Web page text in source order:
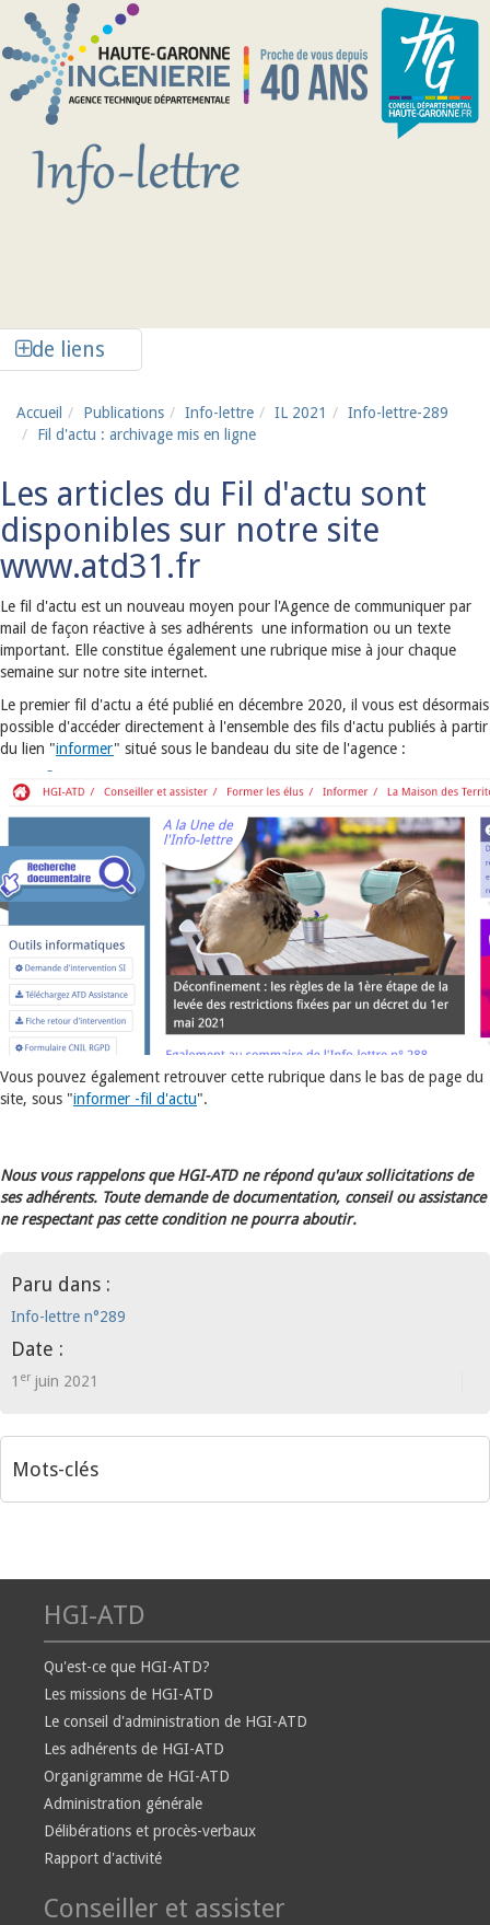
Aller au contenu principal
de liens
Accueil Publications Info-lettre IL 2021
Info-lettre-289
Fil d'actu : archivage mis en ligne
Les articles du Fil d'actu sont
disponibles sur notre site
www.atd31.fr
Le fil d'actu est un nouveau moyen pour l'Agence de communiquer par
mail de façon réactive à ses adhérents une information ou un texte
important. Elle constitue également une rubrique mise à jour chaque
semaine sur notre site internet.
Le premier fil d'actu a été publié en décembre 2020, il vous est désormais
possible d'accéder directement à l'ensemble des fils d'actu publiés à partir
du lien "informer" situé sous le bandeau du site de l'agence :
Vous pouvez également retrouver cette rubrique dans le bas de page du
site, sous "informer -fil d'actu".
Nous vous rappelons que HGI-ATD ne répond qu'aux sollicitations de
ses adhérents. Toute demande de documentation, conseil ou assistance
ne respectant pas cette condition ne pourra aboutir.
Paru dans :
Info-lettre n°289
Date :
1 er juin 2021
Mots-clés
HGI-ATD
Qu'est-ce que HGI-ATD?
Les missions de HGI-ATD
Le conseil d'administration de HGI-ATD
Les adhérents de HGI-ATD
Organigramme de HGI-ATD
Administration générale
Délibérations et procès-verbaux
Rapport d'activité
Conseiller et assister